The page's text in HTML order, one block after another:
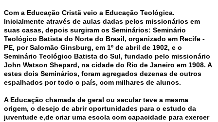
Com a Educação Cristã veio a Educação Teológica.
Inicialmente através de aulas dadas pelos missionários em
suas casas, depois surgiram os Seminários: Seminário
Teológico Batista do Norte do Brasil, organizado em Recife -
PE, por Salomão Ginsburg, em 1º de abril de 1902, e o
Seminário Teológico Batista do Sul, fundado pelo missionário
John Watson Shepard, na cidade do Rio de Janeiro em 1908. A
estes dois Seminários, foram agregados dezenas de outros
espalhados por todo o país, com milhares de alunos.
A Educação chamada de geral ou secular teve a mesma
origem, o desejo de abrir oportunidades para o estudo da
juventude e,de criar uma escola com capacidade para exercer